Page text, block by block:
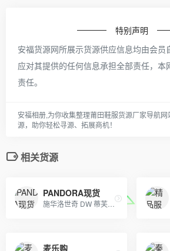
特别声明
安福货源网所展示货源供应信息均由会员
应对其提供的任何信息承担全部责任，本
责任。
安福相册,为你收集整理莆田鞋服货源厂家导航
源，助你轻松寻源、拓展商机！
相关货源
PANDORA现货
麦乐购